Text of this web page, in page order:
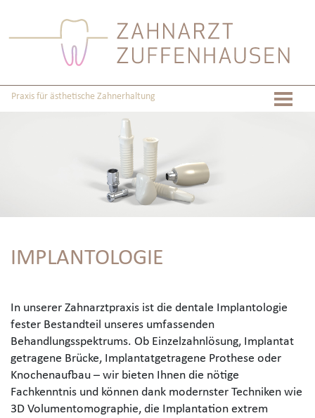
Praxis für ästhetische Zahnerhaltung
IMPLANTOLOGIE
In unserer Zahnarztpraxis ist die dentale Implantologie
fester Bestandteil unseres umfassenden
Behandlungsspektrums. Ob Einzelzahnlösung, Implantat
getragene Brücke, Implantatgetragene Prothese oder
Knochenaufbau – wir bieten Ihnen die nötige
Fachkenntnis und können dank modernster Techniken wie
3D Volumentomographie, die Implantation extrem